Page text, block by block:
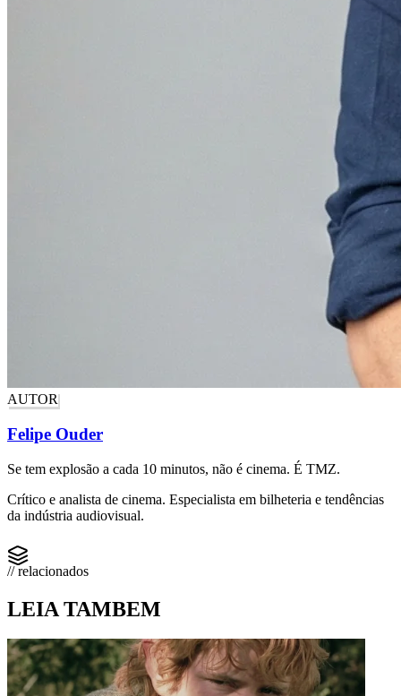
AUTOR
Felipe Ouder
Se tem explosão a cada 10 minutos, não é cinema. É TMZ.
Crítico e analista de cinema. Especialista em bilheteria e tendências
da indústria audiovisual.
// relacionados
LEIA TAMBEM